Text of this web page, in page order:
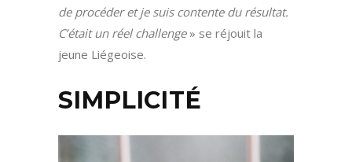
de procéder et je suis contente du résultat.
C’était un réel challenge» se réjouit la
jeune Liégeoise.
SIMPLICITÉ